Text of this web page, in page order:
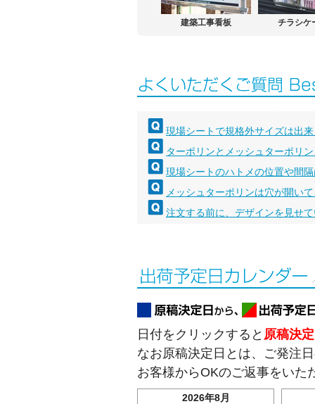
建築工事看板 チラシケ
現場シートで規格外サイズは出
ターポリンとメッシュターポリ
現場シートのハトメの位置や間
メッシュターポリンは穴が開い
注文する前に、デザインを見せ
日付をクリックすると 原稿決
なお原稿決定日とは、ご発注
お客様からOKのご返事をいた
2026年8月